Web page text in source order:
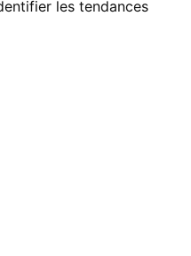
les tendances